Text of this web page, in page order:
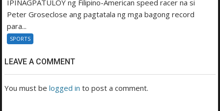
IPINAGPATULOY ng Filipino-American speed racer na si
Peter Groseclose ang pagtatala ng mga bagong record
para...
SPORTS
LEAVE A COMMENT
You must belogged in to post a comment.